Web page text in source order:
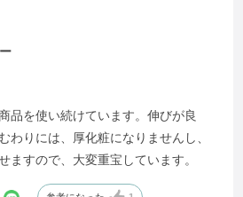
品を使い続けています。伸びが良
わりには、厚化粧になりませんし、
ますので、大変重宝しています。